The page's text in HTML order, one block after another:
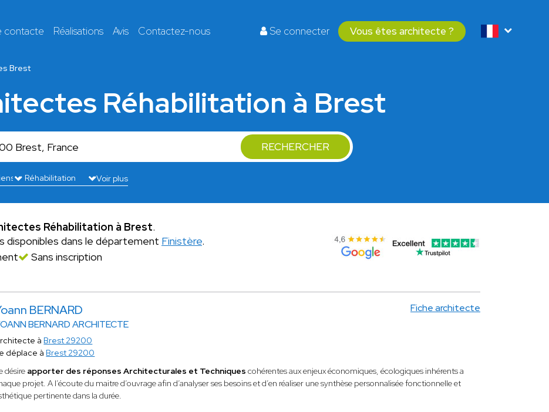
contacte Réalisations Avis Contactez-nous Se connecter Vous êtes architecte ?
Brest
Réhabilitation à Brest
RECHERCHER
Voir plus
Réhabilitation à Brest.
dans le département Finistère.
Sans inscription
BERNARD
BERNARD ARCHITECTE
Fiche architecte
à Brest 29200
déplace à Brest 29200
désire apporter des réponses Architecturales et Techniques cohérentes aux enjeux économiques, écologiques inhérents a
projet. A l’écoute du maitre d’ouvrage afin d’analyser ses besoins et d’en réaliser une synthèse personnalisée fonctionnelle et
pertinente dans la durée.